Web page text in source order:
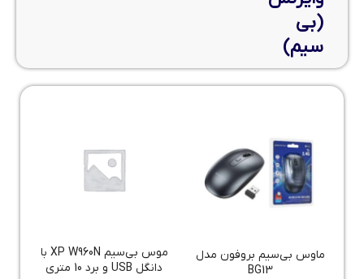
(بی
سیم)
ماوس بی‌سیم بروفون مدل
BG13
موس بی‌سیم XP W960N با
دانگل USB و برد 10 متری